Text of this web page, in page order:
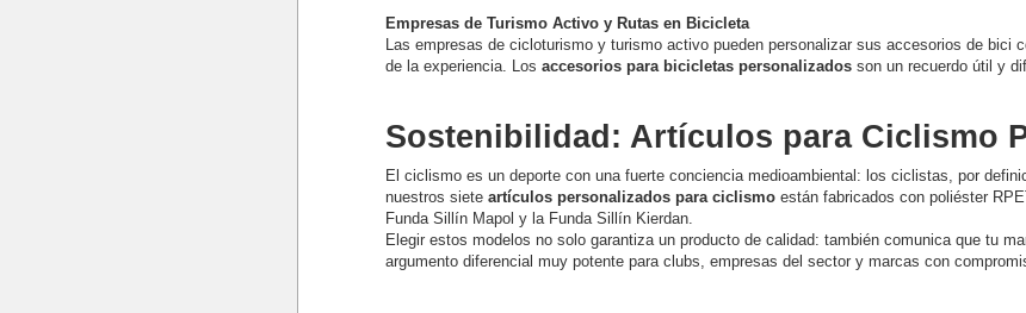
Empresas de Turismo Activo y Rutas en Bicicleta
Las empresas de cicloturismo y turismo activo pueden personalizar sus accesorios de
de la experiencia. Los accesorios para bicicletas personalizadosson un recuerdo útil y
Sostenibilidad: Artículos para Ciclismo
El ciclismo es un deporte con una fuerte conciencia medioambiental: los ciclistas, por
nuestros siete artículos personalizados para ciclismoestán fabricados con poliéster
Funda Sillín Mapol y la Funda Sillín Kierdan.
Elegir estos modelos no solo garantiza un producto de calidad: también comunica que tu
argumento diferencial muy potente para clubs, empresas del sector y marcas con